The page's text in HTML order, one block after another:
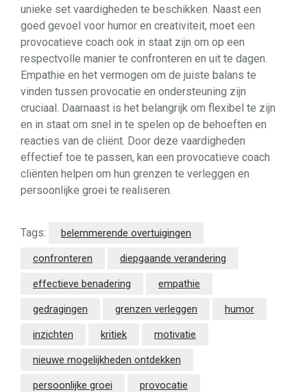
unieke set vaardigheden te beschikken. Naast een
goed gevoel voor humor en creativiteit, moet een
provocatieve coach ook in staat zijn om op een
respectvolle manier te confronteren en uit te dagen.
Empathie en het vermogen om de juiste balans te
vinden tussen provocatie en ondersteuning zijn
cruciaal. Daarnaast is het belangrijk om flexibel te zijn
en in staat om snel in te spelen op de behoeften en
reacties van de cliënt. Door deze vaardigheden
effectief toe te passen, kan een provocatieve coach
cliënten helpen om hun grenzen te verleggen en
persoonlijke groei te realiseren.
Tags: belemmerende overtuigingen
confronteren diepgaande verandering
effectieve benadering empathie
gedragingen grenzen verleggen humor
inzichten kritiek motivatie
nieuwe mogelijkheden ontdekken
persoonlijke groei provocatie